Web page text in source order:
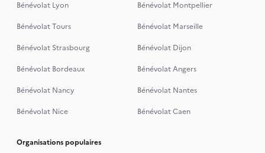
Bénévolat Lyon
Bénévolat Montpellier
Bénévolat Tours
Bénévolat Marseille
Bénévolat Strasbourg
Bénévolat Dijon
Bénévolat Bordeaux
Bénévolat Angers
Bénévolat Nancy
Bénévolat Nantes
Bénévolat Nice
Bénévolat Caen
Organisations populaires